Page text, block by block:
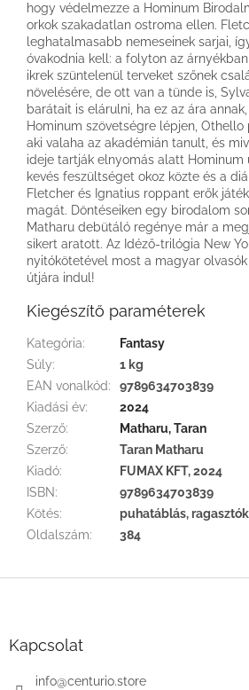
hogy védelmezze a Hominum
orkok szakadatlan ostroma ellen.
leghatalmasabb nemeseinek sarjai,
óvakodnia kell: a folyton az
ikrek szüntelenül terveket szőnek
növelésére, de ott van a tünde is,
barátait is elárulni, ha ez az ára
Hominum szövetségre lépjen,
aki valaha az akadémián tanult, és
ideje tartják elnyomás alatt Hominum
kevés feszültséget okoz közte és a
Fletcher és Ignatius roppant erők
magát. Döntéseiken egy birodalom
Matharu debütáló regénye már a
sikert aratott. Az Idéző-trilógia New
nyitókötetével most a magyar
útjára indul!
Kiegészítő paraméterek
Kategória:
Fantasy
Súly:
1 kg
EAN vonalkód:
9789634703839
Kiadási év:
2024
Szerző:
Matharu, Taran
Szerző:
Taran Matharu
Kiadó:
FUMAX KFT, 2024
ISBN:
9789634703839
Kötés:
puhatáblás,
Oldalszám: 384
Kapcsolat
info@centurio.store